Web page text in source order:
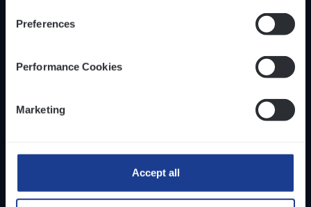
Preferences
Performance Cookies
Marketing
Accept all
Duur­zaam­heid
Part­ner­ships